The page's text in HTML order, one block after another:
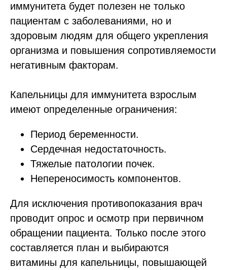
иммунитета будет полезен не только
пациентам с заболеваниями, но и
здоровым людям для общего укрепления
организма и повышения сопротивляемости
негативным факторам.
Капельницы для иммунитета взрослым
имеют определенные ограничения:
Период беременности.
Сердечная недостаточность.
Тяжелые патологии почек.
Непереносимость компонентов.
Для исключения противопоказания врач
проводит опрос и осмотр при первичном
обращении пациента. Только после этого
составляется план и выбираются
витамины для капельницы, повышающей